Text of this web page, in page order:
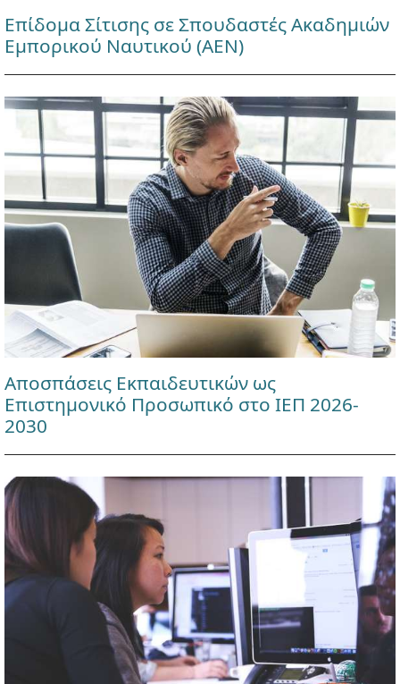
Επίδομα Σίτισης σε Σπουδαστές Ακαδημιών
Εμπορικού Ναυτικού (ΑΕΝ)
Αποσπάσεις Εκπαιδευτικών ως
Επιστημονικό Προσωπικό στο ΙΕΠ 2026-
2030